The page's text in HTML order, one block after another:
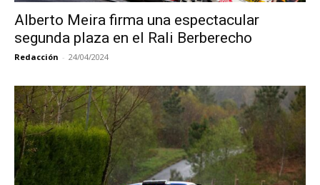
Alberto Meira firma una espectacular
segunda plaza en el Rali Berberecho
Redacción - 24/04/2024